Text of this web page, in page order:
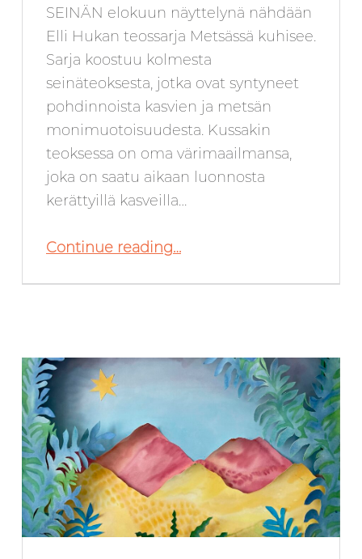
SEINÄN elokuun näyttelynä nähdään
Elli Hukan teossarja Metsässä kuhisee.
Sarja koostuu kolmesta
seinäteoksesta, jotka ovat syntyneet
pohdinnoista kasvien ja metsän
monimuotoisuudesta. Kussakin
teoksessa on oma värimaailmansa,
joka on saatu aikaan luonnosta
kerättyillä kasveilla…
Continue reading“Elokuussa 2024 Galleria SEINÄ:ssä: Elli Hukka”
…